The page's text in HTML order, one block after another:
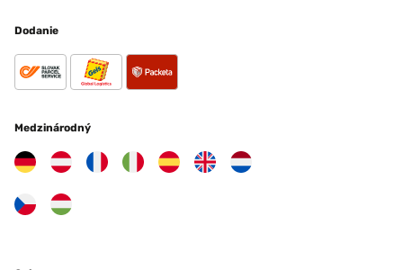
Dodanie
Medzinárodný